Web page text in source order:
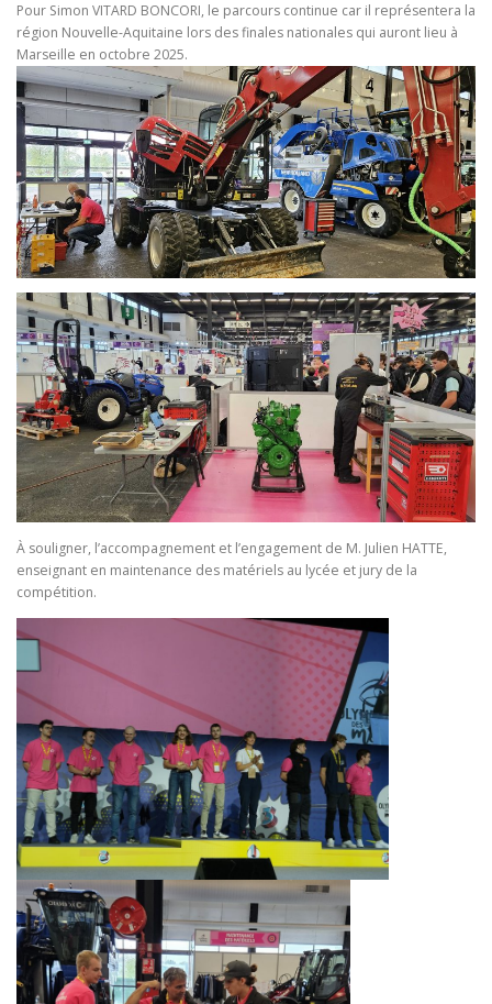
Pour Simon VITARD BONCORI, le parcours continue car il représentera la
région Nouvelle-Aquitaine lors des finales nationales qui auront lieu à
Marseille en octobre 2025.
À souligner, l’accompagnement et l’engagement de M. Julien HATTE,
enseignant en maintenance des matériels au lycée et jury de la
compétition.